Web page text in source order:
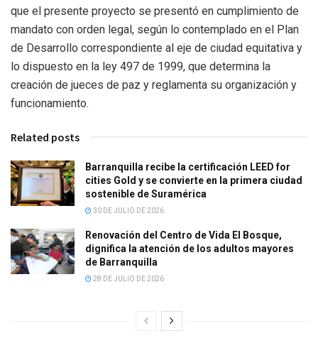
que el presente proyecto se presentó en cumplimiento de
mandato con orden legal, según lo contemplado en el Plan
de Desarrollo correspondiente al eje de ciudad equitativa y
lo dispuesto en la ley 497 de 1999, que determina la
creación de jueces de paz y reglamenta su organización y
funcionamiento.
Related posts
Barranquilla recibe la certificación LEED for
cities Gold y se convierte en la primera ciudad
sostenible de Suramérica
30 DE JULIO DE 2026
Renovación del Centro de Vida El Bosque,
dignifica la atención de los adultos mayores
de Barranquilla
28 DE JULIO DE 2026